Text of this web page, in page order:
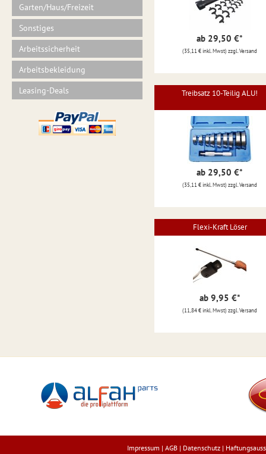
Garten/Haus/Freizeit
Sonstiges
Arbeitssicherheit
Arbeitsbekleidung
Leasing-Deals
ab 29,50 €*
(35,11 € inkl. Mwst) zzgl. Versand
Treibsatz 10-Teilig ALU!
ab 29,50 €*
(35,11 € inkl. Mwst) zzgl. Versand
Flexi-Kraft Löser
ab 9,95 €*
(11,84 € inkl. Mwst) zzgl. Versand
Impressum | AGB | Datenschutz |